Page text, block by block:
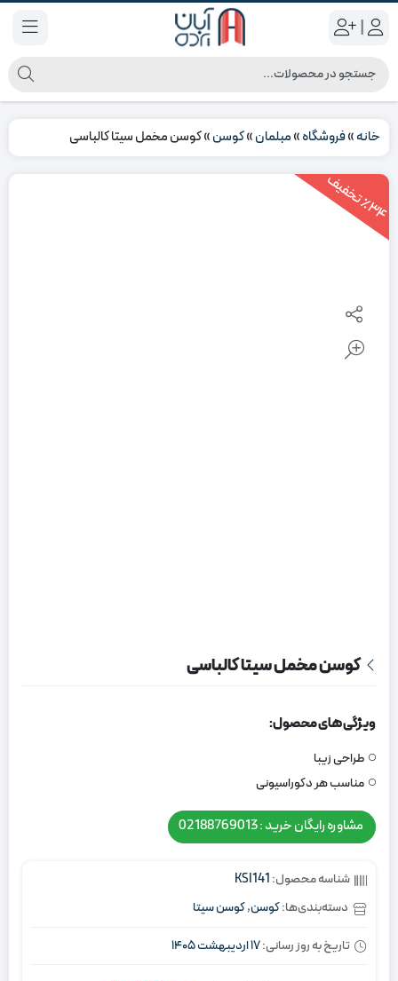
|
خانه»فروشگاه»مبلمان»کوسن»کوسن مخمل سیتا کالباسی
٪3
4
ت
خ
ف
یف
کوسن مخمل سیتا کالباسی
ویژگی های محصول:
طراحی زیبا
مناسب هر دکوراسیونی
مشاوره رایگان خرید : 02188769013
شناسه محصول:KSI141
دسته‌بندی‌ها:کوسن,کوسن سیتا
تاریخ به روز رسانی:17 اردیبهشت 1405